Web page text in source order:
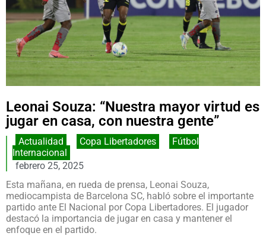
Leonai Souza: “Nuestra mayor virtud es
jugar en casa, con nuestra gente”
Actualidad Copa Libertadores
Fútbol
Internacional
febrero 25, 2025
Esta mañana, en rueda de prensa, Leonai Souza,
mediocampista de Barcelona SC, habló sobre el importante
partido ante El Nacional por Copa Libertadores. El jugador
destacó la importancia de jugar en casa y mantener el
enfoque en el partido.